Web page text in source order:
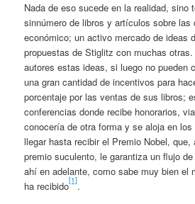
Nada de eso sucede en la realidad, sino
sinnúmero de libros y artículos sobre las
económico; un activo mercado de ideas
propuestas de Stiglitz con muchas
autores estas ideas, si luego no pueden
una gran cantidad de incentivos para
porcentaje por las ventas de sus libros;
conferencias donde recibe honorarios,
conocería de otra forma y se aloja en
llegar hasta recibir el Premio Nobel, que,
premio suculento, le garantiza un flujo
ahí en adelante, como sabe muy bien el
ha recibido[1].